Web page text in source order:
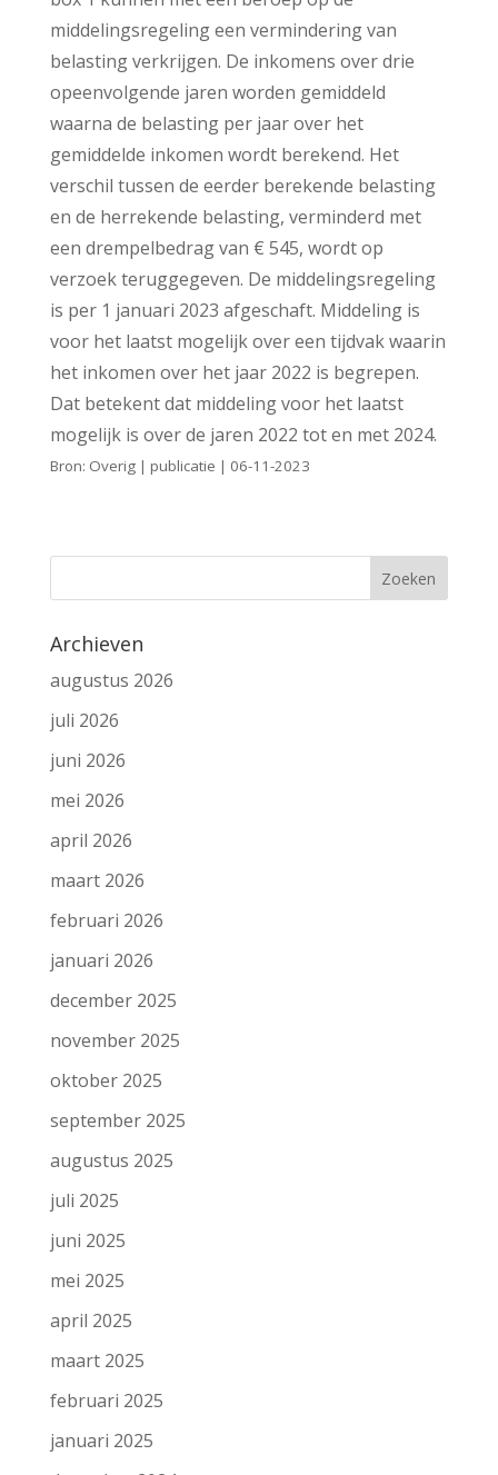
middelingsregeling een vermindering van
belasting verkrijgen. De inkomens over drie
opeenvolgende jaren worden gemiddeld
waarna de belasting per jaar over het
gemiddelde inkomen wordt berekend. Het
verschil tussen de eerder berekende belasting
en de herrekende belasting, verminderd met
een drempelbedrag van € 545, wordt op
verzoek teruggegeven. De middelingsregeling
is per 1 januari 2023 afgeschaft. Middeling is
voor het laatst mogelijk over een tijdvak waarin
het inkomen over het jaar 2022 is begrepen.
Dat betekent dat middeling voor het laatst
mogelijk is over de jaren 2022 tot en met 2024.
Bron: Overig | publicatie | 06-11-2023
Archieven
augustus 2026
juli 2026
juni 2026
mei 2026
april 2026
maart 2026
februari 2026
januari 2026
december 2025
november 2025
oktober 2025
september 2025
augustus 2025
juli 2025
juni 2025
mei 2025
april 2025
maart 2025
februari 2025
januari 2025